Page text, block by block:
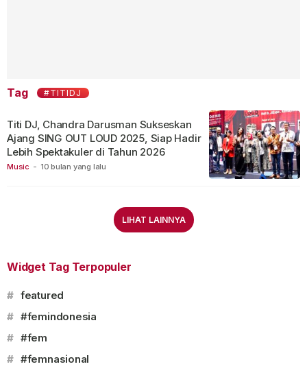
Tag #TITIDJ
Music - 10 bulan yang lalu
Titi DJ, Chandra Darusman Sukseskan
Ajang SING OUT LOUD 2025, Siap Hadir
Lebih Spektakuler di Tahun 2026
LIHAT LAINNYA
Widget Tag Terpopuler
# featured
# #femindonesia
# #fem
# #femnasional